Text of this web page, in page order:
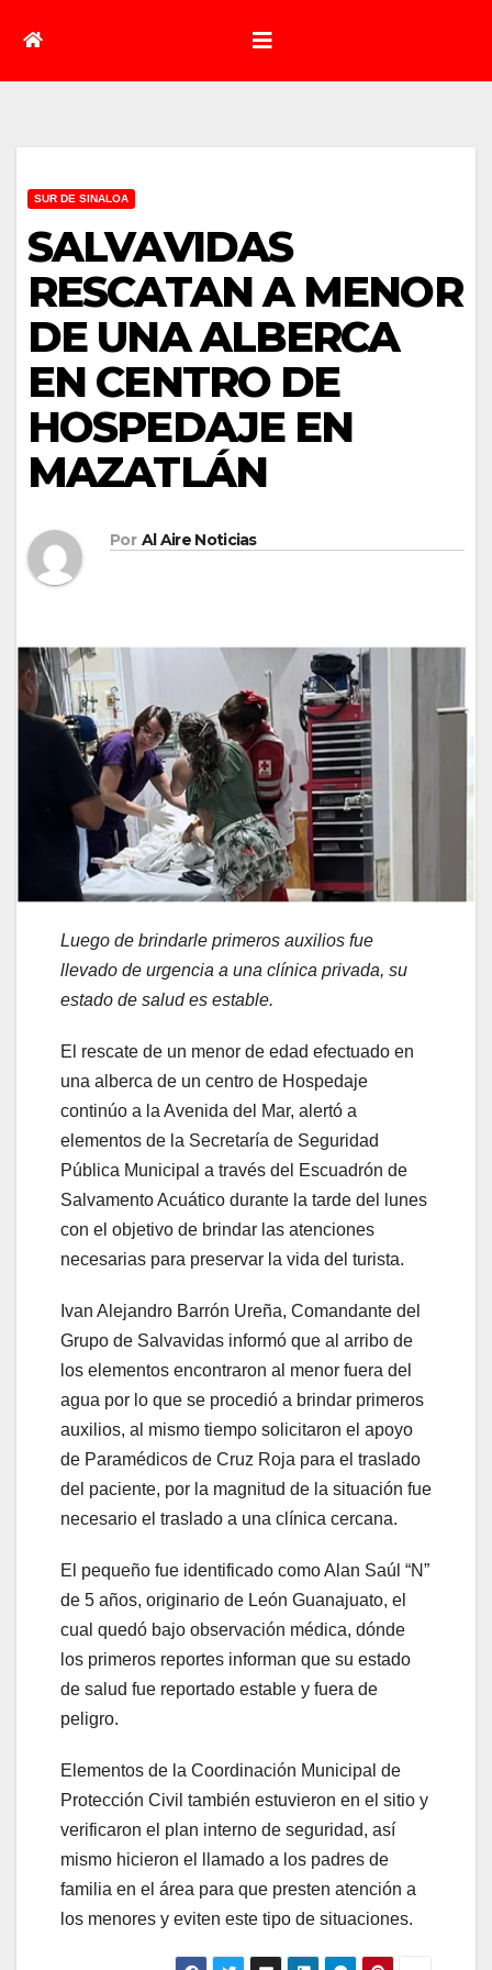
SUR DE SINALOA
SALVAVIDAS
RESCATAN A MENOR
DE UNA ALBERCA
EN CENTRO DE
HOSPEDAJE EN
MAZATLÁN
Por Al Aire Noticias
Luego de brindarle primeros auxilios fue
llevado de urgencia a una clínica privada, su
estado de salud es estable.
El rescate de un menor de edad efectuado en
una alberca de un centro de Hospedaje
continúo a la Avenida del Mar, alertó a
elementos de la Secretaría de Seguridad
Pública Municipal a través del Escuadrón de
Salvamento Acuático durante la tarde del lunes
con el objetivo de brindar las atenciones
necesarias para preservar la vida del turista.
Ivan Alejandro Barrón Ureña, Comandante del
Grupo de Salvavidas informó que al arribo de
los elementos encontraron al menor fuera del
agua por lo que se procedió a brindar primeros
auxilios, al mismo tiempo solicitaron el apoyo
de Paramédicos de Cruz Roja para el traslado
del paciente, por la magnitud de la situación fue
necesario el traslado a una clínica cercana.
El pequeño fue identificado como Alan Saúl “N”
de 5 años, originario de León Guanajuato, el
cual quedó bajo observación médica, dónde
los primeros reportes informan que su estado
de salud fue reportado estable y fuera de
peligro.
Elementos de la Coordinación Municipal de
Protección Civil también estuvieron en el sitio y
verificaron el plan interno de seguridad, así
mismo hicieron el llamado a los padres de
familia en el área para que presten atención a
los menores y eviten este tipo de situaciones.